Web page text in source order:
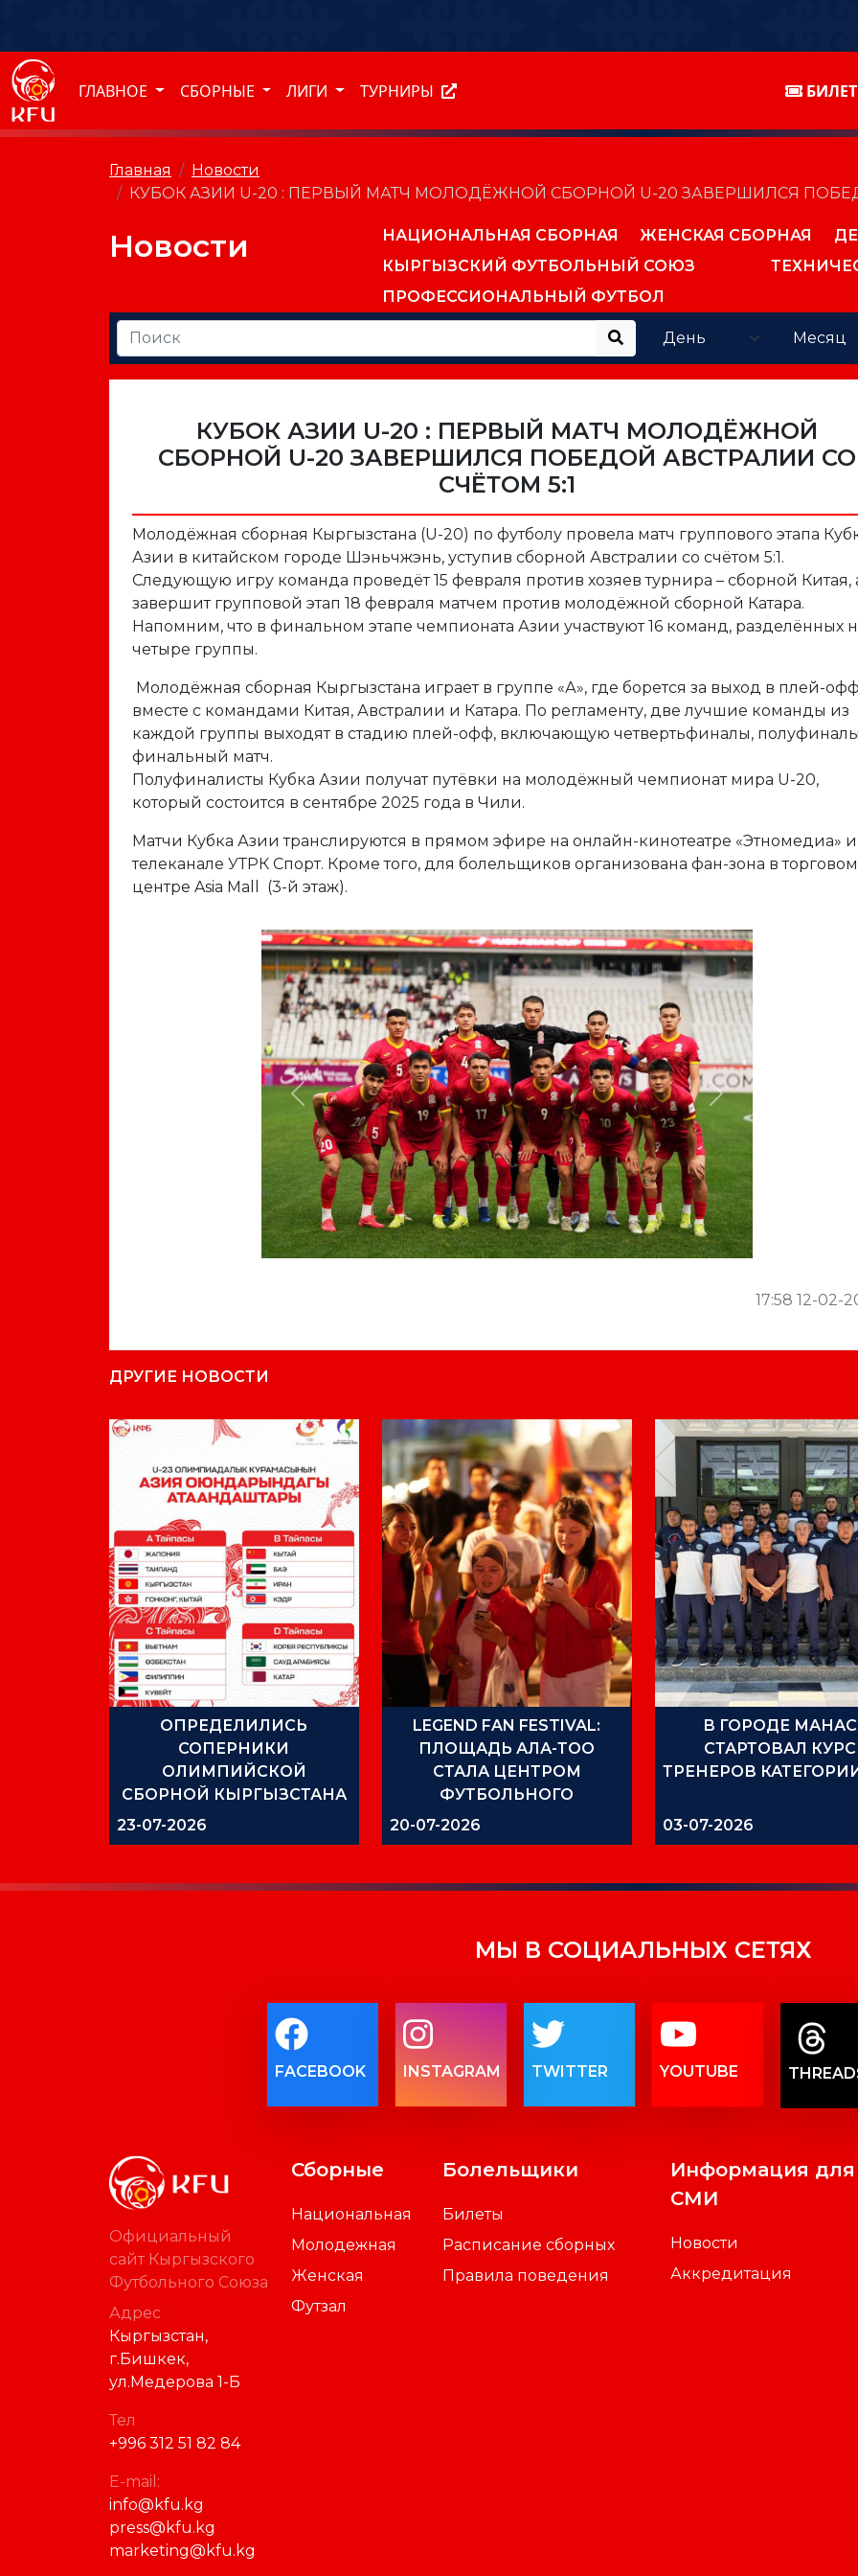
ГЛАВНОЕ СБОРНЫЕ ЛИГИ ТУРНИРЫ
Главная
Новости
КУБОК АЗИИ U-20 : ПЕРВЫЙ МАТЧ МОЛОДЁЖНОЙ СБОРНОЙ U-20 ЗАВЕРШИЛСЯ
Новости НАЦИОНАЛЬНАЯ СБОРНАЯ ЖЕНСКАЯ СБОРНАЯ
КЫРГЫЗСКИЙ ФУТБОЛЬНЫЙ СОЮЗ
ПРОФЕССИОНАЛЬНЫЙ ФУТБОЛ
КУБОК АЗИИ U-20 : ПЕРВЫЙ МАТЧ МОЛОДЁЖНОЙ
СБОРНОЙ U-20 ЗАВЕРШИЛСЯ ПОБЕДОЙ АВСТРАЛИИ СО
СЧЁТОМ 5:1
Молодёжная сборная Кыргызстана (U-20) по футболу провела матч группового этапа
Азии в китайском городе Шэньчжэнь, уступив сборной Австралии со счётом 5:1.
Следующую игру команда проведёт 15 февраля против хозяев турнира – сборной Китая,
завершит групповой этап 18 февраля матчем против молодёжной сборной Катара.
Напомним, что в финальном этапе чемпионата Азии участвуют 16 команд, разделённых
четыре группы.
Молодёжная сборная Кыргызстана играет в группе «А», где борется за выход в плей-
вместе с командами Китая, Австралии и Катара. По регламенту, две лучшие команды из
каждой группы выходят в стадию плей-офф, включающую четвертьфиналы,
финальный матч.
Полуфиналисты Кубка Азии получат путёвки на молодёжный чемпионат мира U-20,
который состоится в сентябре 2025 года в Чили.
Матчи Кубка Азии транслируются в прямом эфире на онлайн-кинотеатре «Этномедиа» и
телеканале УТРК Спорт. Кроме того, для болельщиков организована фан-зона в торговом
центре Asia Mall (3-й этаж).
Previous Next
17:58 12-02-
ДРУГИЕ НОВОСТИ
ОПРЕДЕЛИЛИСЬ
СОПЕРНИКИ
ОЛИМПИЙСКОЙ
СБОРНОЙ КЫРГЫЗСТАНА
U-23 НА АЗИАТСКИХ ИГРАХ
23-07-2026
LEGEND FAN FESTIVAL:
ПЛОЩАДЬ АЛА-ТОО
СТАЛА ЦЕНТРОМ
ФУТБОЛЬНОГО
ПРАЗДНИКА
20-07-2026
В ГОРОДЕ МАНАС
СТАРТОВАЛ КУРС
ТРЕНЕРОВ
03-07-2026
МЫ В СОЦИАЛЬНЫХ СЕТЯХ
FACEBOOK INSTAGRAM TWITTER YOUTUBE
Официальный
сайт Кыргызского
Футбольного Союза
Адрес
Кыргызстан,
г.Бишкек,
ул.Медерова 1-Б
Тел
+996 312 51 82 84
E-mail:
info@kfu.kg
press@kfu.kg
marketing@kfu.kg
Сборные
Национальная
Молодежная
Женская
Футзал
Болельщики
Билеты
Расписание сборных
Правила поведения
Информация для
СМИ
Новости
Аккредитация